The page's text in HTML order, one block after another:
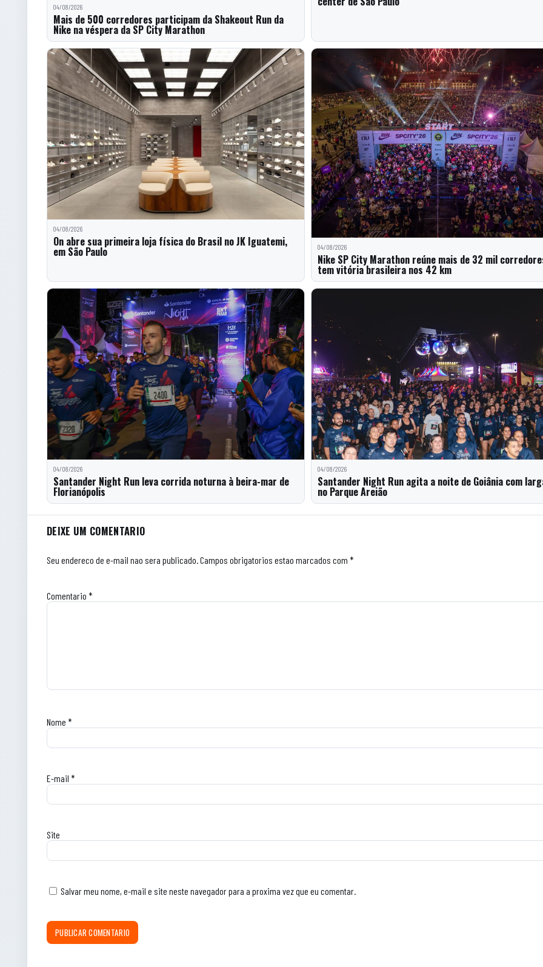
04/08/2026
Mais de 500 corredores participam da Shakeout Run da
Nike na véspera da SP City Marathon
04/08/2026
On abre sua primeira loja física do Brasil no JK Iguatemi,
em São Paulo 04/08/2026
Nike SP City Marathon reúne mais de 32 mil
tem vitória brasileira nos 42 km
04/08/2026
Santander Night Run leva corrida noturna à beira-mar de
Florianópolis
04/08/2026
Santander Night Run agita a noite de Goiânia com
no Parque Areião
Comentarios do artigo
DEIXE UM COMENTARIO
Seu endereco de e-mail nao sera publicado.Campos obrigatorios estao marcados com *
Comentario *
Nome *
E-mail *
Site
Salvar meu nome, e-mail e site neste navegador para a proxima vez que eu comentar.